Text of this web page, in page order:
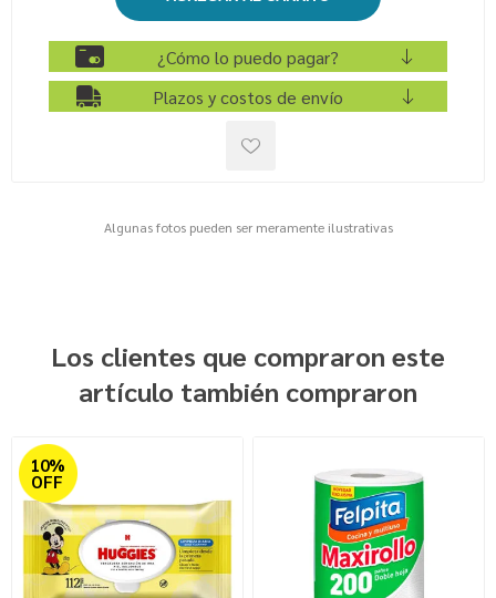
¿Cómo lo puedo pagar?
Plazos y costos de envío
Algunas fotos pueden ser meramente ilustrativas
Los clientes que compraron este
artículo también compraron
10%
OFF